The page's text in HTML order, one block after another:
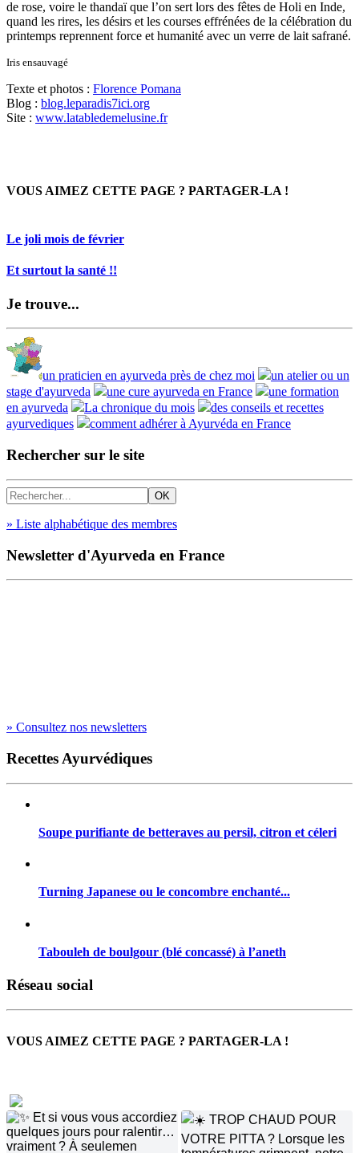
de rose, voire le thandaï que l’on sert lors des fêtes de Holi en Inde,
quand les rires, les désirs et les courses effrénées de la célébration du
printemps reprennent force et humanité avec un verre de lait safrané.
Iris ensauvagé
Texte et photos : Florence Pomana
Blog : blog.leparadis7ici.org
Site : www.latabledemelusine.fr
VOUS AIMEZ CETTE PAGE ? PARTAGER-LA !
Le joli mois de février
Et surtout la santé !!
Je trouve...
un praticien en ayurveda près de chez moi
un atelier ou un
stage d'ayurveda
une cure ayurveda en France
une formation
en ayurveda
La chronique du mois
des conseils et recettes
ayurvediques
comment adhérer à Ayurvéda en France
Rechercher sur le site
» Liste alphabétique des membres
Newsletter d'Ayurveda en France
» Consultez nos newsletters
Recettes Ayurvédiques
Soupe purifiante de betteraves au persil, citron et céleri
Turning Japanese ou le concombre enchanté...
Tabouleh de boulgour (blé concassé) à l’aneth
Réseau social
VOUS AIMEZ CETTE PAGE ? PARTAGER-LA !